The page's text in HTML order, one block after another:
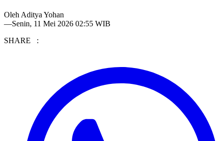
Oleh Aditya Yohan
—Senin, 11 Mei 2026 02:55 WIB
SHARE :